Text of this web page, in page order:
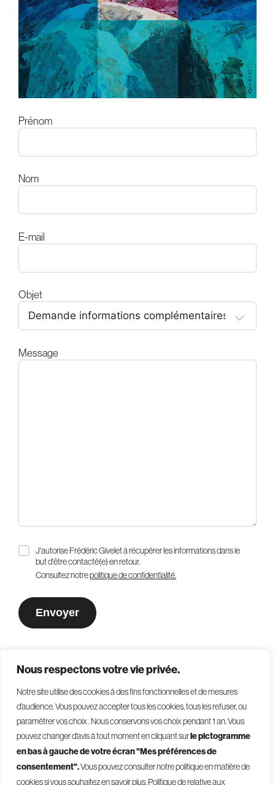
Nous respectons votre vie privée.
Notre site utilise des cookies à des fins fonctionnelles et de mesures
d’audience. Vous pouvez accepter tous les cookies, tous les refuser, ou
paramétrer vos choix . Nous conservons vos choix pendant 1 an.Vous
pouvez changer d’avis à tout moment en cliquant surle pictogramme
en bas à gauche de votre écran "Mes préférences de
consentement".Vous pouvez consulter notre politique en matière de
cookies si vous souhaitez en savoir plus.Politique de relative aux
Prénom
Nom
E-mail
Objet
Message
J'autorise Frédéric Givelet à récupérer les informations dans le
but d'être contacté(e) en retour.
Consultez notrepolitique de confidentialité.
© 2026 - Givelet